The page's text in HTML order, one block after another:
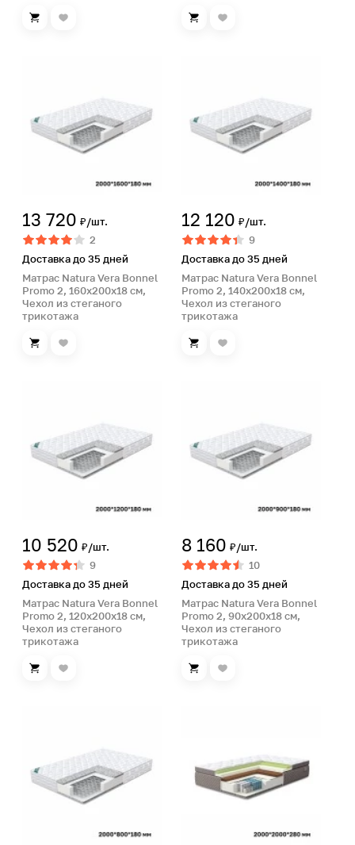
13 720 ₽/шт.
2
Доставка до 35 дней
Матрас Natura Vera Bonnel
Promo 2, 160х200х18 см,
Чехол из стеганого
трикотажа
12 120 ₽/шт.
9
Доставка до 35 дней
Матрас Natura Vera Bonnel
Promo 2, 140х200х18 см,
Чехол из стеганого
трикотажа
10 520 ₽/шт.
9
Доставка до 35 дней
Матрас Natura Vera Bonnel
Promo 2, 120х200х18 см,
Чехол из стеганого
трикотажа
8 160 ₽/шт.
10
Доставка до 35 дней
Матрас Natura Vera Bonnel
Promo 2, 90х200х18 см,
Чехол из стеганого
трикотажа